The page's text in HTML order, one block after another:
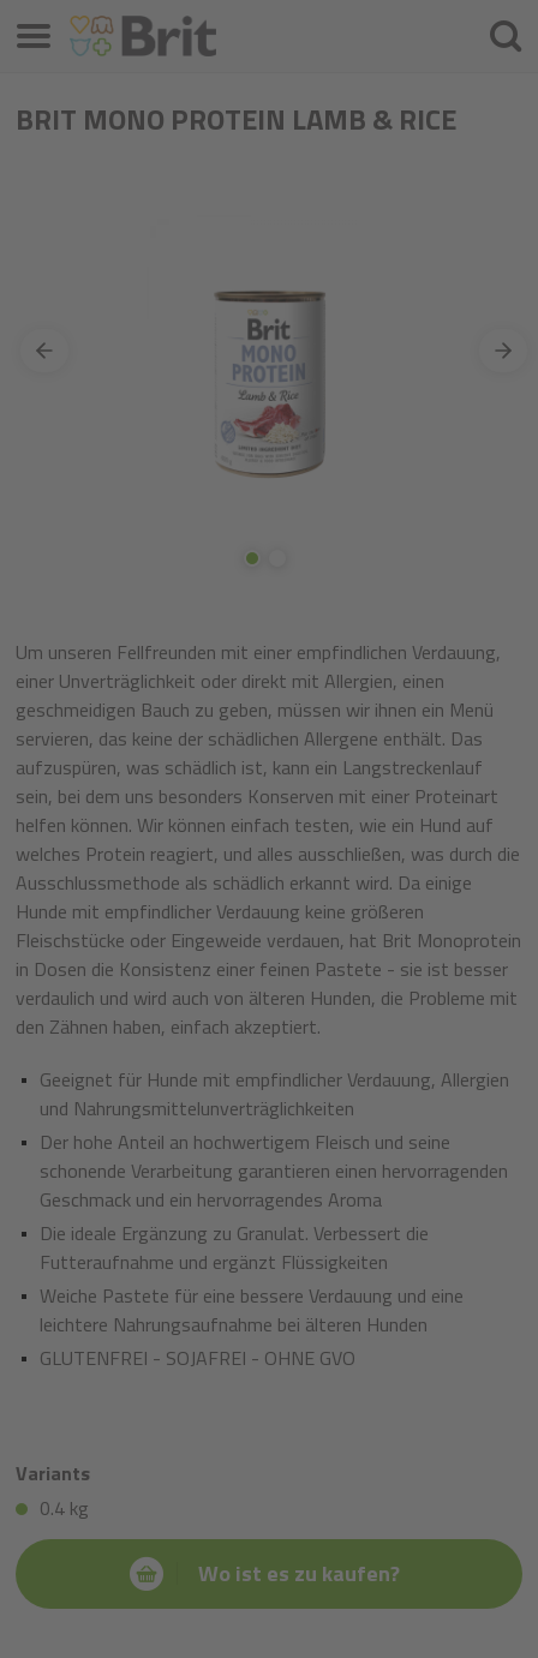
BRIT MONO PROTEIN LAMB & RICE
Um unseren Fellfreunden mit einer empfindlichen Verdauung,
einer Unverträglichkeit oder direkt mit Allergien, einen
geschmeidigen Bauch zu geben, müssen wir ihnen ein Menü
servieren, das keine der schädlichen Allergene enthält. Das
aufzuspüren, was schädlich ist, kann ein Langstreckenlauf
sein, bei dem uns besonders Konserven mit einer Proteinart
helfen können. Wir können einfach testen, wie ein Hund auf
welches Protein reagiert, und alles ausschließen, was durch die
Ausschlussmethode als schädlich erkannt wird. Da einige
Hunde mit empfindlicher Verdauung keine größeren
Fleischstücke oder Eingeweide verdauen, hat Brit Monoprotein
in Dosen die Konsistenz einer feinen Pastete - sie ist besser
verdaulich und wird auch von älteren Hunden, die Probleme mit
den Zähnen haben, einfach akzeptiert.
Geeignet für Hunde mit empfindlicher Verdauung, Allergien
und Nahrungsmittelunverträglichkeiten
Der hohe Anteil an hochwertigem Fleisch und seine
schonende Verarbeitung garantieren einen hervorragenden
Geschmack und ein hervorragendes Aroma
Die ideale Ergänzung zu Granulat. Verbessert die
Futteraufnahme und ergänzt Flüssigkeiten
Weiche Pastete für eine bessere Verdauung und eine
leichtere Nahrungsaufnahme bei älteren Hunden
GLUTENFREI - SOJAFREI - OHNE GVO
Variants
0.4 kg
Wo ist es zu kaufen?
Menü